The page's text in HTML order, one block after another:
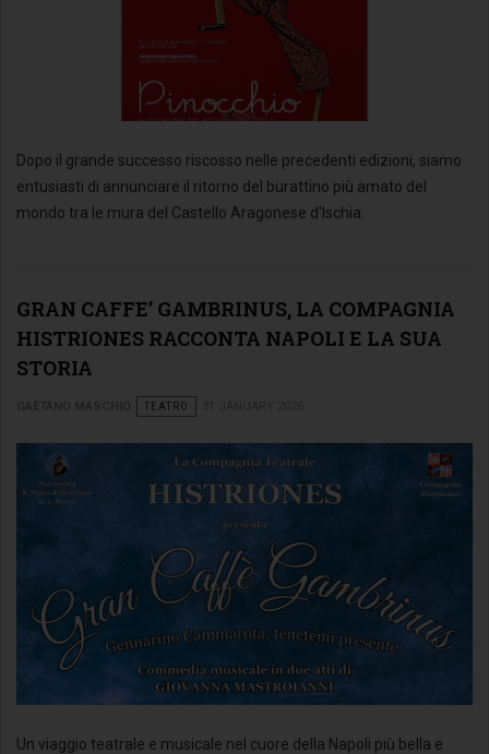
Dopo il grande successo riscosso nelle precedenti edizioni, siamo
entusiasti di annunciare il ritorno del burattino più amato del
mondo tra le mura del Castello Aragonese d'Ischia.
GRAN CAFFE’ GAMBRINUS, LA COMPAGNIA
HISTRIONES RACCONTA NAPOLI E LA SUA
STORIA
TEATRO
Un viaggio teatrale e musicale nel cuore della Napoli più bella e